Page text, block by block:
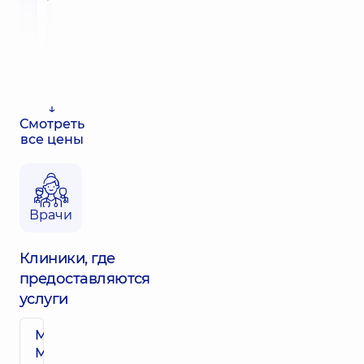
↓
Смотреть
все цены
Врачи
Клиники, где
предоставляются
услуги
Многопрофильный
Медицинский